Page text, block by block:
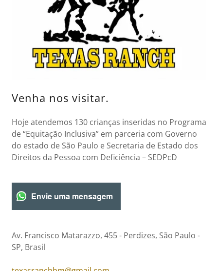
Venha nos visitar.
Hoje atendemos 130 crianças inseridas no Programa
de “Equitação Inclusiva” em parceria com Governo
do estado de São Paulo e Secretaria de Estado dos
Direitos da Pessoa com Deficiência – SEDPcD
Envie uma mensagem
Av. Francisco Matarazzo, 455 - Perdizes, São Paulo -
SP, Brasil